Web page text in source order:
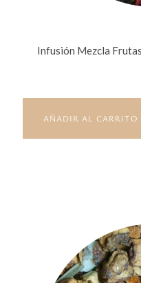
Infusión Mezcla
AÑADIR AL CARRITO